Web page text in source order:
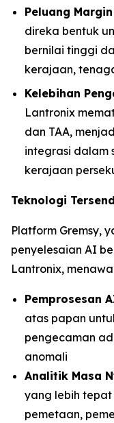
Peluang
direka bentuk
bernilai tinggi
kerajaan,
Kelebihan
Lantronix
dan TAA,
integrasi dalam
kerajaan
Teknologi
Platform Gremsy,
penyelesaian AI
Lantronix,
Pemprosesan
atas papan
pengecaman
anomali
Analitik Masa
yang lebih
pemetaan,